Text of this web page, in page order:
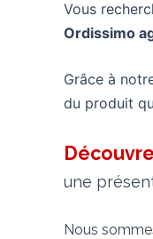
Vous
Ordissimo
Grâce à
du produit
une
Nous